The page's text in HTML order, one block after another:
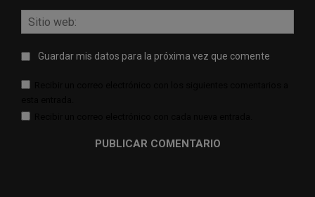
web:
Guardar mis datos para la próxima vez que comente